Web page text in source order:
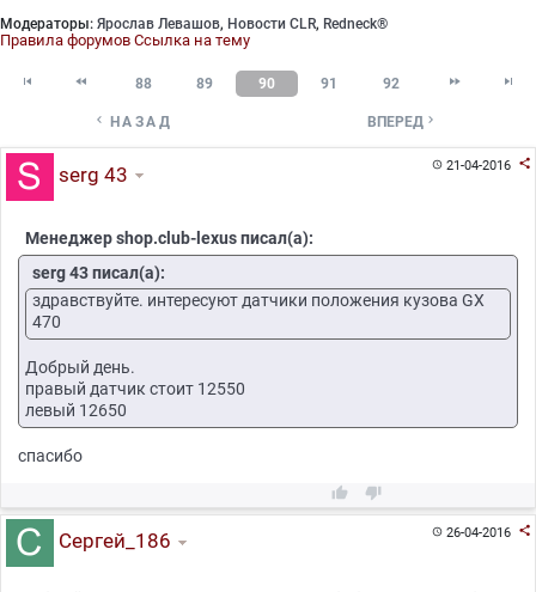
Модераторы: Ярослав Левашов, Новости CLR, Redneck®
Правила форумов Ссылка на тему
  88 89 90 91 92  
 НАЗАД ВПЕРЕД 
21-04-2016 
serg 43
Менеджер shop.club-lexus писал(а):
serg 43 писал(а):
здравствуйте. интересуют датчики положения кузова GX
470
Добрый день.
правый датчик стоит 12550
левый 12650
спасибо
 
26-04-2016 
Сергей_186